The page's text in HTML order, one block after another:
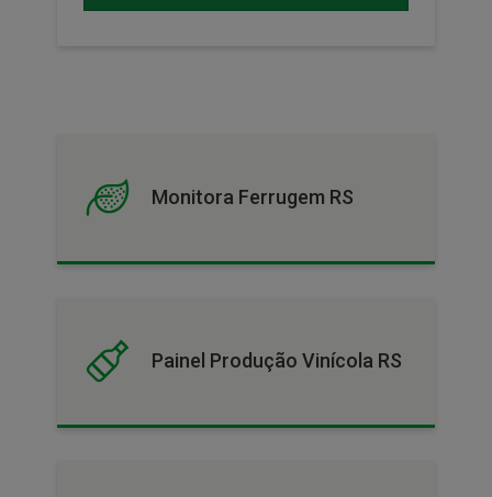
Monitora Ferrugem RS
Painel Produção Vinícola RS